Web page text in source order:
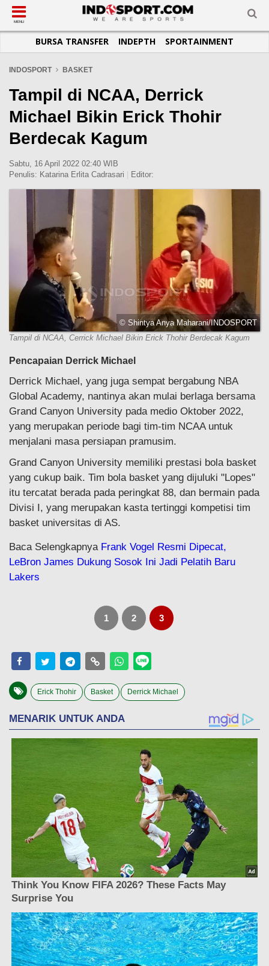
SUB-MENU
SEPAKBOLA
LIGA INGGRIS
LIGA ITALIA
LIGA SPANYOL
LIGA CHAMPIONS
LIGA EUROPA
SUB-MENU
SPORTAINMENT
SUB-MENU
OTOMOTIF
OTOMANIA
SUB-MENU
BASKET
FUTSAL
OLIMPIK
E-SPORT
SUB-MENU
JADWAL
SUB-MENU
TOPIK HARI INI
INFOGRAFIS
GALERI FOTO
TEMPAT OLAHRAGA
PASUKAN SEHAT
MENU
BURSA TRANSFER INDEPTH SPORTAINMENT
INDOSPORT BASKET
Tampil di NCAA, Derrick
Michael Bikin Erick Thohir
Berdecak Kagum
Sabtu, 16 April 2022 02:40 WIB
Penulis: Katarina Erlita Cadrasari Editor:
© Shintya Anya Maharani/INDOSPORT
Tampil di NCAA, Cerrick Michael Bikin Erick Thohir Berdecak Kagum
Pencapaian Derrick Michael
Derrick Michael, yang juga sempat bergabung NBA
Global Academy, nantinya akan mulai berlaga bersama
Grand Canyon University pada medio Oktober 2022,
yang merupakan periode bagi tim-tim NCAA untuk
menjalani masa persiapan pramusim.
Grand Canyon University memiliki prestasi bola basket
yang cukup baik. Tim bola basket yang dijuluki "Lopes"
itu tercatat berada pada peringkat 88, dan bermain pada
Divisi I, yang merupakan kasta tertinggi kompetisi tim
basket universitas di AS.
Baca Selengkapnya Frank Vogel Resmi Dipecat,
LeBron James Dukung Sosok Ini Jadi Pelatih Baru
Lakers
1 2 3
Erick Thohir Basket Derrick Michael